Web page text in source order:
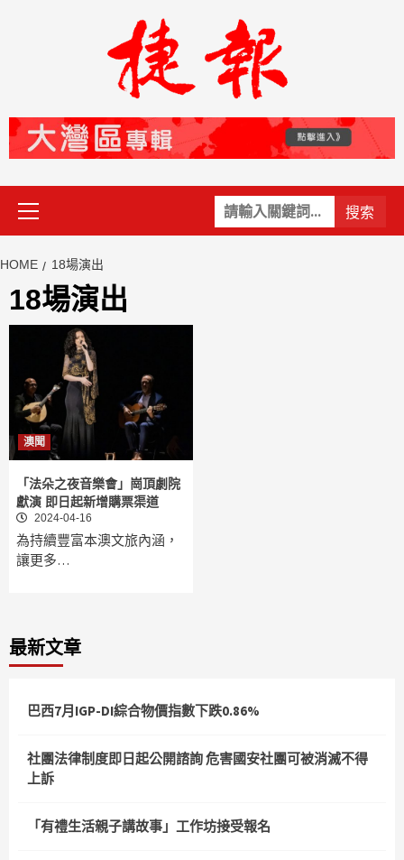
關
鍵
Primary
Menu
HOME 18場演出
18場演出
澳聞
「法朵之夜音樂會」崗頂劇院
獻演 即日起新增購票渠道
2024-04-16
為持續豐富本澳文旅內涵，
讓更多…
最新文章
巴西7月IGP-DI綜合物價指數下跌0.86%
社團法律制度即日起公開諮詢 危害國安社團可被消滅不得
上訴
「有禮生活親子講故事」工作坊接受報名